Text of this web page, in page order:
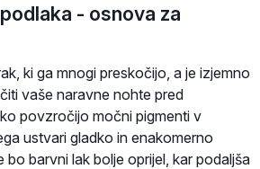
- osnova za
ki ga mnogi preskočijo, a je izjemno
vaše naravne nohte pred
povzročijo močni pigmenti v
ustvari gladko in enakomerno
bo barvni lak bolje oprijel, kar podaljša